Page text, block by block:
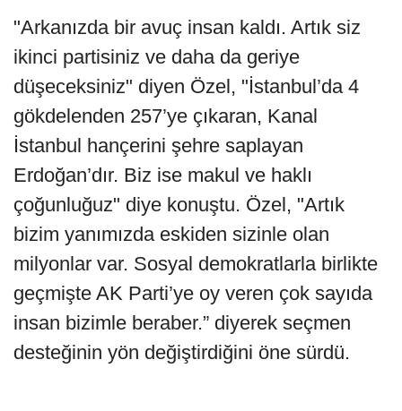
"Arkanızda bir avuç insan kaldı. Artık siz
ikinci partisiniz ve daha da geriye
düşeceksiniz" diyen Özel, "İstanbul’da 4
gökdelenden 257’ye çıkaran, Kanal
İstanbul hançerini şehre saplayan
Erdoğan’dır. Biz ise makul ve haklı
çoğunluğuz" diye konuştu. Özel, "Artık
bizim yanımızda eskiden sizinle olan
milyonlar var. Sosyal demokratlarla birlikte
geçmişte AK Parti’ye oy veren çok sayıda
insan bizimle beraber.” diyerek seçmen
desteğinin yön değiştirdiğini öne sürdü.